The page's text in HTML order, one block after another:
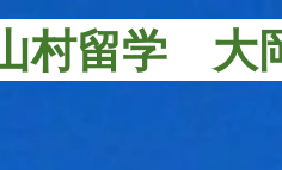
村留学 大